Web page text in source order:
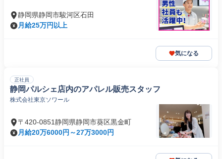
静岡県静岡市駿河区石田
月給25万円以上
気になる
正社員
静岡パルシェ店内のアパレル販売スタッフ
株式会社東京ソワール
〒420-0851静岡県静岡市葵区黒金町
月給20万6000円～27万3000円